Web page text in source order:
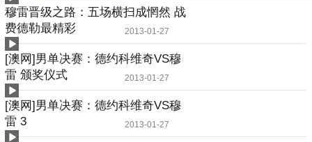
穆雷晋级之路：五场横扫成惘然 战
费德勒最精彩
2013-01-27
[澳网]男单决赛：德约科维奇VS穆
雷 颁奖仪式
2013-01-27
[澳网]男单决赛：德约科维奇VS穆
雷 3
2013-01-27